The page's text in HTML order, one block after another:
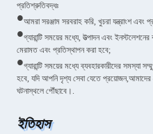
প্রতিশ্রুতিবদ্ধঃ
•আমরা সরঞ্জাম সরবরাহ করি, খুচরা যন্ত্রাংশ এবং
•গ্যারান্টি সময়ের মধ্যে, উত্পাদন এবং
মেরামত এবং প্রতিস্থাপন করা হবে;
•গ্যারান্টি সময়ের মধ্যে ব্যবহারকারীদের সমস্যা
হবে, যদি আপনি দৃশ্য সেবা যেতে প্রয়োজন,আমাদের
ঘটনাস্থলে পৌঁছাবে।.
ইতিহাস